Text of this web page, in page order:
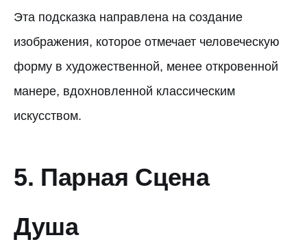
Эта подсказка направлена на создание
изображения, которое отмечает человеческую
форму в художественной, менее откровенной
манере, вдохновленной классическим
искусством.
5. Парная Сцена
Душа